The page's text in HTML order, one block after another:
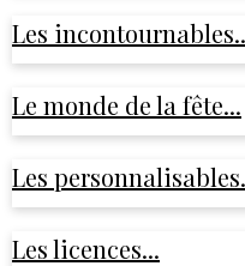
Les
Le monde de la fête...
Les
Les licences...